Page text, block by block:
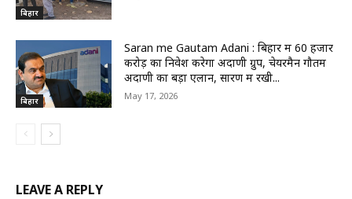
बिहार
बिहार
Saran me Gautam Adani : बिहार में 60 हजार
करोड़ का निवेश करेगा अदाणी ग्रुप, चेयरमैन गौतम
अदाणी का बड़ा एलान, सारण में रखी...
May 17, 2026
LEAVE A REPLY